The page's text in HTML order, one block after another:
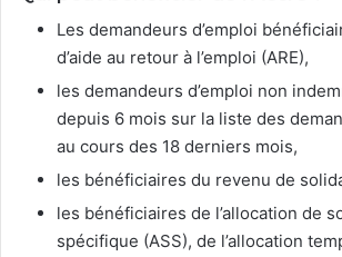
Les demandeurs d’emploi
d’aide au retour à l’emploi (ARE),
les demandeurs d’emploi non
depuis 6 mois sur la liste des
au cours des 18 derniers mois,
les bénéficiaires du revenu de
les bénéficiaires de l’allocation de
spécifique (ASS), de l’allocation